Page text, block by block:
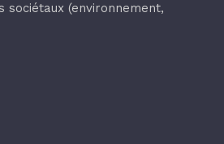
sociétaux (environnement,